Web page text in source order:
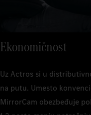
Ekonomičnost
Uz Actros si u
na putu. Umesto
MirrorCam obezbeđuje